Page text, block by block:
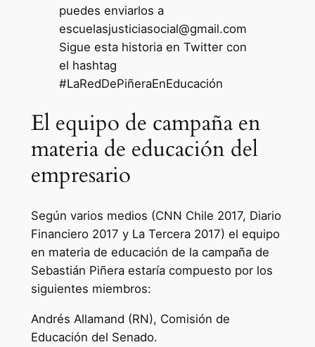
puedes enviarlos a
escuelasjusticiasocial@gmail.com
Sigue esta historia en Twitter con
el hashtag
#LaRedDePiñeraEnEducación
El equipo de campaña en
materia de educación del
empresario
Según varios medios (CNN Chile 2017, Diario
Financiero 2017 y La Tercera 2017) el equipo
en materia de educación de la campaña de
Sebastián Piñera estaría compuesto por los
siguientes miembros:
Andrés Allamand (RN), Comisión de
Educación del Senado.